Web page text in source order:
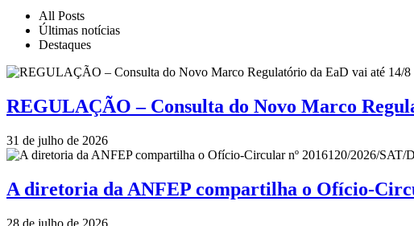
All Posts
Últimas notícias
Destaques
REGULAÇÃO – Consulta do Novo Marco
31 de julho de 2026
A diretoria da ANFEP compartilha o Ofício-
28 de julho de 2026